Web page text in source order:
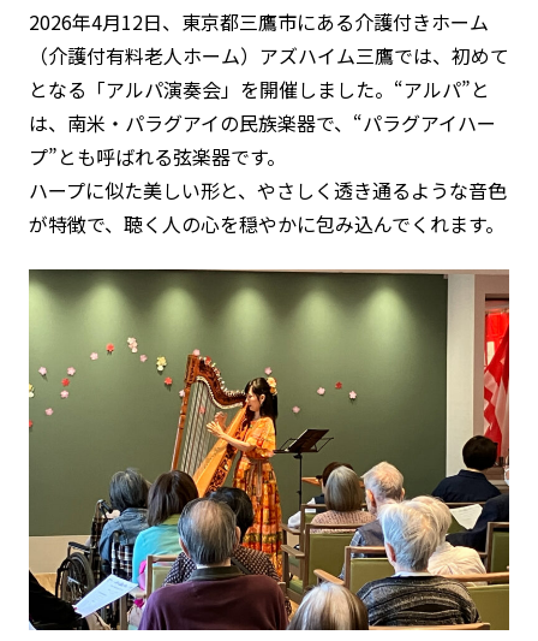
2026年4月12日、東京都三鷹市にある介護付きホーム
（介護付有料老人ホーム）アズハイム三鷹では、初めて
となる「アルパ演奏会」を開催しました。“アルパ”と
は、南米・パラグアイの民族楽器で、“パラグアイハー
プ”とも呼ばれる弦楽器です。
ハープに似た美しい形と、やさしく透き通るような音色
が特徴で、聴く人の心を穏やかに包み込んでくれます。